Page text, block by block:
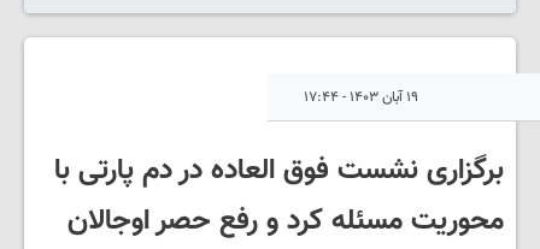
۱۹ آبان ۱۴۰۳ - ۱۷:۴۴
برگزاری نشست فوق العاده در دم پارتی با
محوریت مسئله کرد و رفع حصر اوجالان